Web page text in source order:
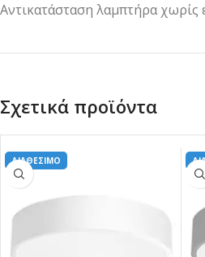
Αντικατάσταση λαμπτήρα χωρίς
Σχετικά προϊόντα
ΔΙΑΘΕΣΙΜΟ